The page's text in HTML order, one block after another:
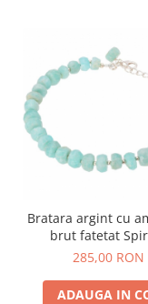
Bratara argint cu
brut fatetat
Oceanului
285,00 RON
ADAUGA IN